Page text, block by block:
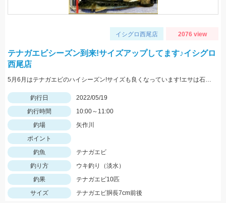
イシグロ西尾店 2076 view
テナガエビシーズン到来!サイズアップしてます♪イシグロ
西尾店
5月6月はテナガエビのハイシーズン!サイズも良くなっています!エサは石ゴカイで、小さく切ると針掛かりアップします!
釣行日
2022/05/19
釣行時間
10:00～11:00
釣場
矢作川
ポイント
釣魚
テナガエビ
釣り方
ウキ釣り（淡水）
釣果
テナガエビ10匹
サイズ
テナガエビ胴長7cm前後